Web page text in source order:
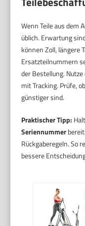
Wenn Teile aus dem
üblich. Erwartung
können Zoll, längere
Ersatzteilnummern
der Bestellung.
mit Tracking. Prüfe,
günstiger sind.
Praktischer Tipp:
Seriennummer
Rückgaberegeln. So
bessere